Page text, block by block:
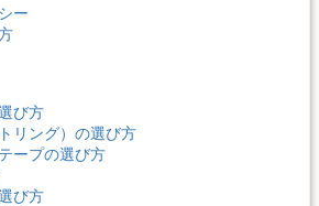
ー
び方
リング）の選び方
ープの選び方
び方